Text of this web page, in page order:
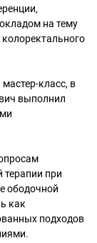
на тему
класс, в
выполнил
терапии при
ободочной
как
подходов